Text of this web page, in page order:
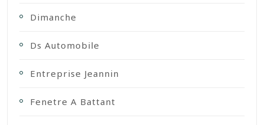
Dimanche
Ds Automobile
Entreprise Jeannin
Fenetre A Battant